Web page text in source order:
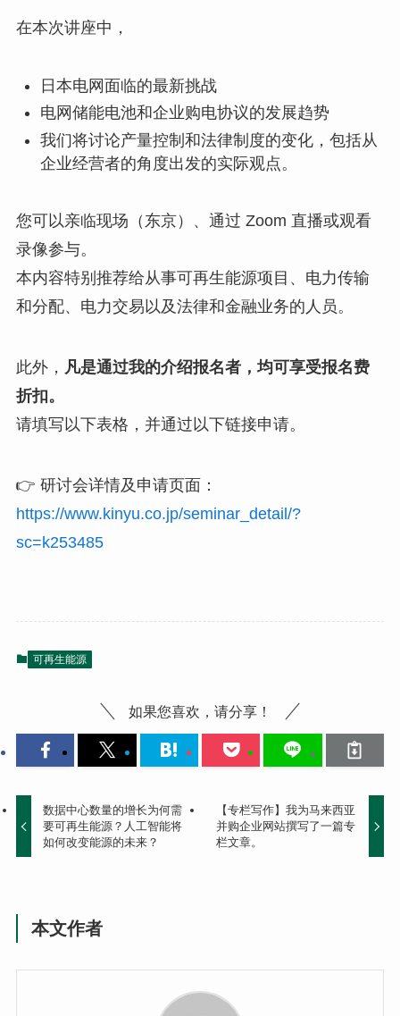
在本次讲座中，
日本电网面临的最新挑战
电网储能电池和企业购电协议的发展趋势
我们将讨论产量控制和法律制度的变化，包括从
企业经营者的角度出发的实际观点。
您可以亲临现场（东京）、通过 Zoom 直播或观看
录像参与。
本内容特别推荐给从事可再生能源项目、电力传输
和分配、电力交易以及法律和金融业务的人员。
此外， 凡是通过我的介绍报名者，均可享受报名费
折扣。
请填写以下表格，并通过以下链接申请。
👉 研讨会详情及申请页面：
https://www.kinyu.co.jp/seminar_detail/?
sc=k253485
可再生能源
如果您喜欢，请分享！
数据中心数量的增长为何需
要可再生能源？人工智能将
如何改变能源的未来？
【专栏写作】我为马来西亚
并购企业网站撰写了一篇专
栏文章。
本文作者